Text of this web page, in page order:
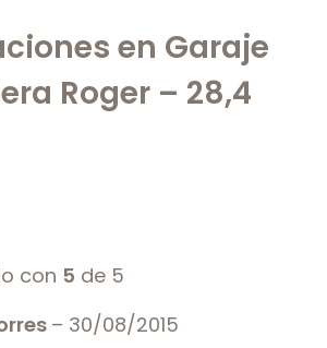
en Garaje
Roger – 28,4
con 5 de 5
– 30/08/2015